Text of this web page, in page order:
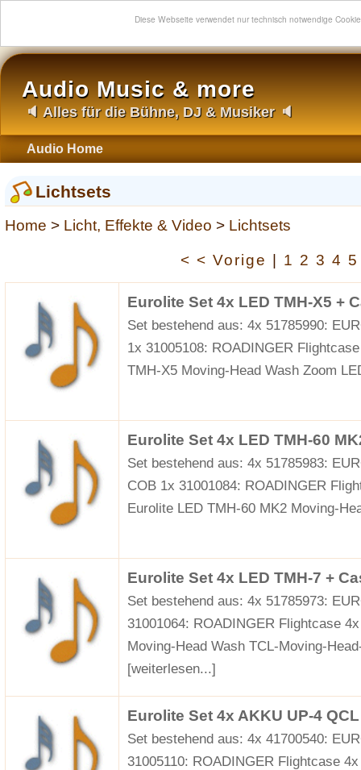
Diese Webseite verwendet nur technisch notwendige
Audio Music & more
🔈 Alles für die Bühne, DJ & Musiker 🔈
Audio Home
Lichtsets
Home > Licht, Effekte & Video > Lichtsets
< < Vorige 1 2 3 4
Eurolite Set 4x LED TMH-X5 +
Set bestehend aus: 4x 51785990:
1x 31005108: ROADINGER
TMH-X5 Moving-Head Wash Zoom
Eurolite Set 4x LED TMH-60
Set bestehend aus: 4x 51785983:
COB 1x 31001084: ROADINGER
Eurolite LED TMH-60 MK2 Moving-
Eurolite Set 4x LED TMH-7 +
Set bestehend aus: 4x 51785973:
31001064: ROADINGER Flightcase
Moving-Head Wash TCL-Moving-
[weiterlesen...]
Eurolite Set 4x AKKU UP-4
Set bestehend aus: 4x 41700540:
31005110: ROADINGER Flightcase